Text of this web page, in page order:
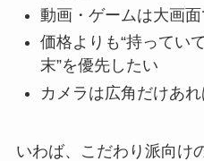
動画・ゲームは大画
価格よりも“持ってい
末”を優先したい
カメラは広角だけあ
いわば、こだわり派向け